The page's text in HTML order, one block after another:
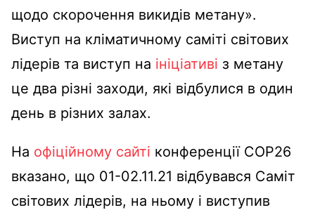
щодо скорочення викидів метану».
Виступ на кліматичному саміті світових
лідерів та виступ на ініціативі з метану
це два різні заходи, які відбулися в один
день в різних залах.
На офіційному сайті конференції COP26
вказано, що 01-02.11.21 відбувався Саміт
світових лідерів, на ньому і виступив